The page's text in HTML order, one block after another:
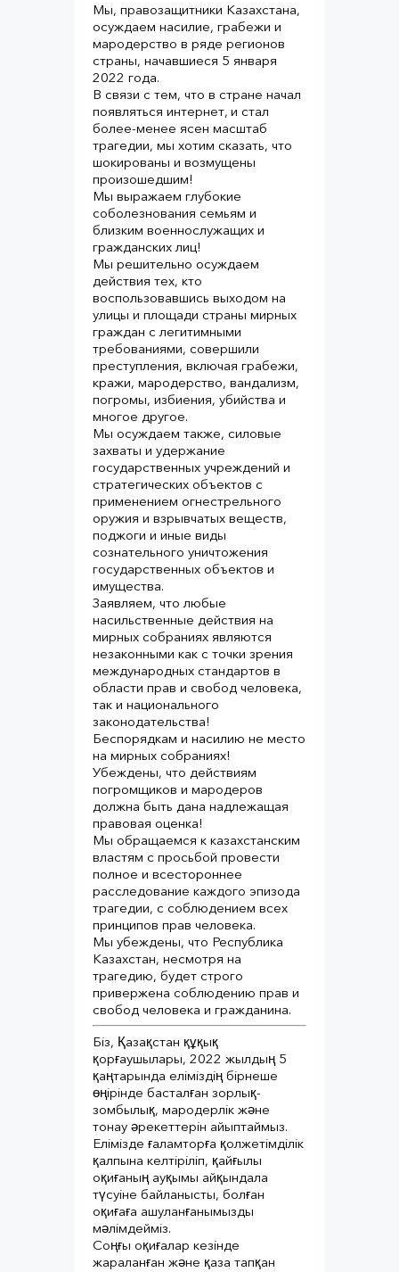
Мы, правозащитники Казахстана,
осуждаем насилие, грабежи и
мародерство в ряде регионов
страны, начавшиеся 5 января
2022 года.⠀
В связи с тем, что в стране начал
появляться интернет, и стал
более-менее ясен масштаб
трагедии, мы хотим сказать, что
шокированы и возмущены
произошедшим!⠀
Мы выражаем глубокие
соболезнования семьям и
близким военнослужащих и
гражданских лиц!⠀
Мы решительно осуждаем
действия тех, кто
воспользовавшись выходом на
улицы и площади страны мирных
граждан с легитимными
требованиями, совершили
преступления, включая грабежи,
кражи, мародерство, вандализм,
погромы, избиения, убийства и
многое другое.
Мы осуждаем также, силовые
захваты и удержание
государственных учреждений и
стратегических объектов с
применением огнестрельного
оружия и взрывчатых веществ,
поджоги и иные виды
сознательного уничтожения
государственных объектов и
имущества.⠀
Заявляем, что любые
насильственные действия на
мирных собраниях являются
незаконными как с точки зрения
международных стандартов в
области прав и свобод человека,
так и национального
законодательства!⠀
Беспорядкам и насилию не место
на мирных собраниях!⠀
Убеждены, что действиям
погромщиков и мародеров
должна быть дана надлежащая
правовая оценка!⠀
Мы обращаемся к казахстанским
властям с просьбой провести
полное и всестороннее
расследование каждого эпизода
трагедии, с соблюдением всех
принципов прав человека.⠀
Мы убеждены, что Республика
Казахстан, несмотря на
трагедию, будет строго
привержена соблюдению прав и
свобод человека и гражданина.
Біз, Қазақстан құқық
қорғаушылары, 2022 жылдың 5
қаңтарында еліміздің бірнеше
өңірінде басталған зорлық-
зомбылық, мародерлік және
тонау әрекеттерін айыптаймыз.⠀
Елімізде ғаламторға қолжетімділік
қалпына келтіріліп, қайғылы
оқиғаның ауқымы айқындала
түсуіне байланысты, болған
оқиғаға ашуланғанымызды
мәлімдейміз.⠀
Соңғы оқиғалар кезінде
жараланған және қаза тапқан